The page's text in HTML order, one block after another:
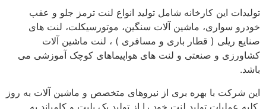
تولیدات این کارخانه شامل تولید انواع لنت ترمز جلو و عقب
خودرو سواری، ماشین آلات سنگین، موتورسیکلت، لنت های
صنایع ریلی ( قطار باری و مسافری ) ، لنت ماشین آلات
کشاورزی و صنعتی و لنت های هواپیماهای کوچک آموزشی می
باشد.
این شرکت با بهره بری از نیروهای متخصص و ماشین آلات به روز
.کلیه عملیات تولید لنت خود را از تولید بک پلیت و کامپاند به